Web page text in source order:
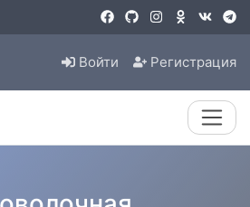
Войти Регистрация